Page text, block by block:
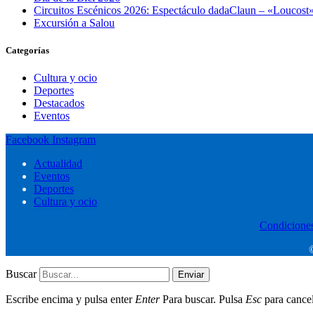
Circuitos Escénicos 2026: Espectáculo dadaClaun – «Loucost»
Excursión a Salou
Categorías
Cultura y ocio
Deportes
Destacados
Eventos
Facebook Instagram
Actualidad
Eventos
Deportes
Cultura y ocio
Buscar Enviar
Escribe encima y pulsa enter EnterPara buscar. Pulsa Esc para